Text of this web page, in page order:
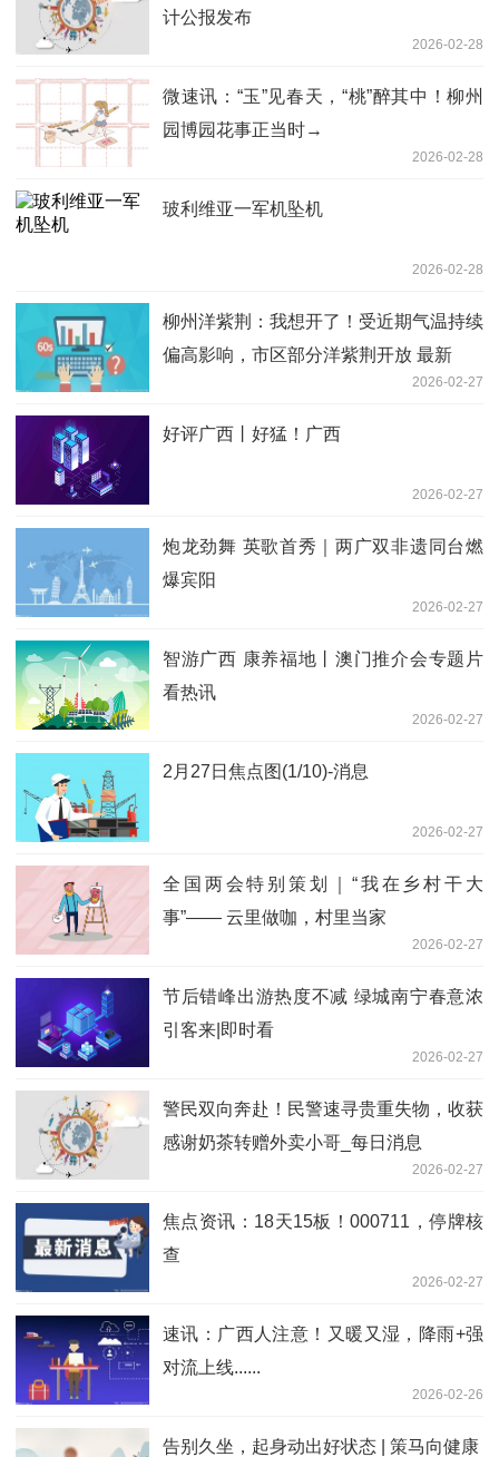
计公报发布
2026-02-28
微速讯：“玉”见春天，“桃”醉其中！柳州
园博园花事正当时→
2026-02-28
玻利维亚一军机坠机
2026-02-28
柳州洋紫荆：我想开了！受近期气温持续
偏高影响，市区部分洋紫荆开放 最新
2026-02-27
好评广西丨好猛！广西
2026-02-27
炮龙劲舞 英歌首秀｜两广双非遗同台燃
爆宾阳
2026-02-27
智游广西 康养福地丨澳门推介会专题片
看热讯
2026-02-27
2月27日焦点图(1/10)-消息
2026-02-27
全国两会特别策划｜“我在乡村干大
事”—— 云里做咖，村里当家
2026-02-27
节后错峰出游热度不减 绿城南宁春意浓
引客来|即时看
2026-02-27
警民双向奔赴！民警速寻贵重失物，收获
感谢奶茶转赠外卖小哥_每日消息
2026-02-27
焦点资讯：18天15板！000711，停牌核
查
2026-02-27
速讯：广西人注意！又暖又湿，降雨+强
对流上线......
2026-02-26
告别久坐，起身动出好状态 | 策马向健康